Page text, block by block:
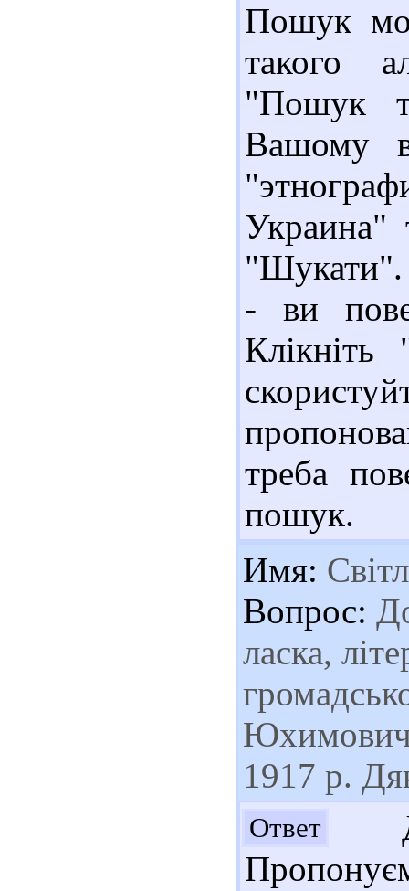
Пошук
такого
"Пошук
Вашому
Украина"
"Шукати".
- ви
Клікніть
треба
пошук.
Имя:
Вопрос:
ласка,
1917 р.
Ответ